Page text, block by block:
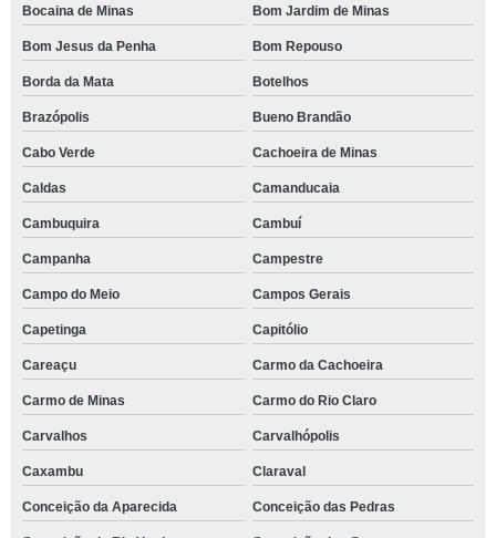
Bocaina de Minas Bom Jardim de Minas
Bom Jesus da Penha Bom Repouso
Borda da Mata Botelhos
Brazópolis Bueno Brandão
Cabo Verde Cachoeira de Minas
Caldas Camanducaia
Cambuquira Cambuí
Campanha Campestre
Campo do Meio Campos Gerais
Capetinga Capitólio
Careaçu Carmo da Cachoeira
Carmo de Minas Carmo do Rio Claro
Carvalhos Carvalhópolis
Caxambu Claraval
Conceição da Aparecida Conceição das Pedras